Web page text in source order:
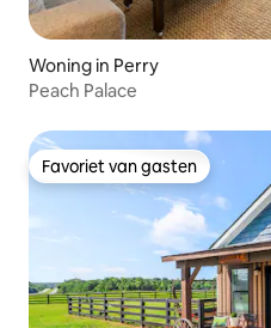
Woning in Perry
Peach Palace
Favoriet van gasten
Favoriet van gasten